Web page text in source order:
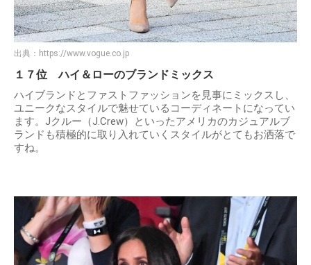
出典： https://www.vogue.co.jp
１７位 ハイ＆ローのブランドミックス
ハイブランドとファストファッションを見事にミックスし、
ユニークなスタイルで魅せているコーディネートになってい
ます。Jクルー（J.Crew）といったアメリカのカジュアルブ
ランドも積極的に取り入れていくスタイルがとてもお洒落で
すね。